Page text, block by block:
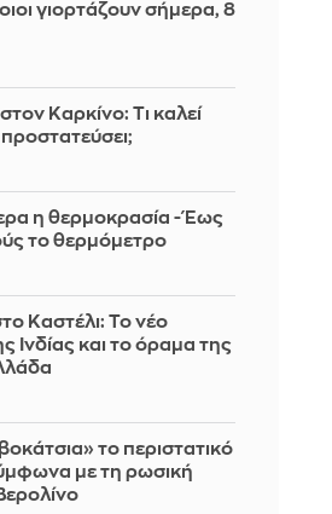
γιορτάζουν σήμερα, 8
Καρκίνο: Τι καλεί
η θερμοκρασία - Έως
το θερμόμετρο
Καστέλι: Το νέο
Ινδίας και το όραμα της
το περιστατικό
με τη ρωσική